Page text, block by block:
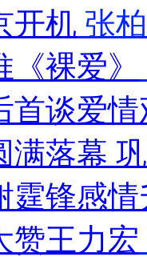
拳打脚踢
开机 张
裸爱》
首谈爱情
满落幕
霆锋感
赞王力宏